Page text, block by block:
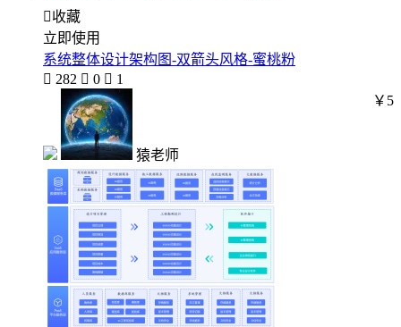
收藏
立即使用
系统整体设计架构图-双箭头风格-蜜桃粉
 282  0  1
猿老师
￥5